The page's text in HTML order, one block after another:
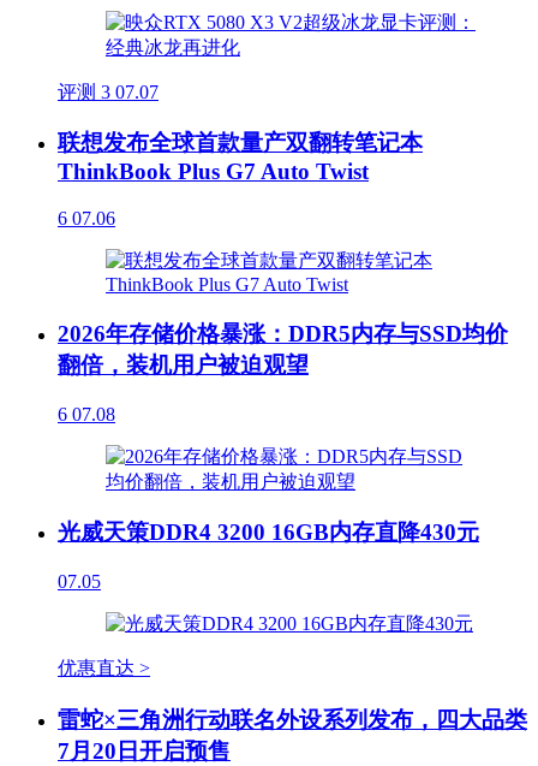
评测 3 07.07
联想发布全球首款量产双翻转笔记本
ThinkBook Plus G7 Auto Twist
6 07.06
2026年存储价格暴涨：DDR5内存与SSD均价
翻倍，装机用户被迫观望
6 07.08
光威天策DDR4 3200 16GB内存直降430元
07.05
优惠直达 >
雷蛇×三角洲行动联名外设系列发布，四大品类
7月20日开启预售